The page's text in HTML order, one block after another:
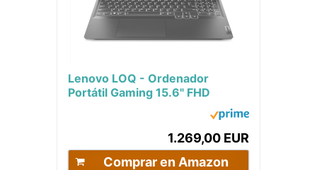
Lenovo LOQ - Ordenador
Portátil Gaming 15.6" FHD
144Hz (AMD Ryzen 7 7840HS,
16 GB RAM,1TB SSD, WiFi...
1.269,00 EUR
Comprar en Amazon